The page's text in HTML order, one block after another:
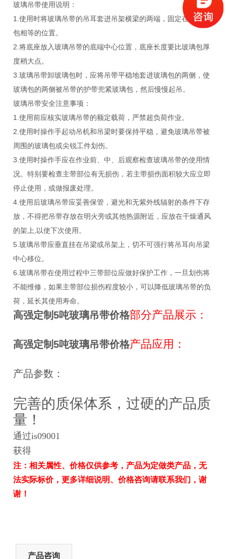
玻璃吊带使用说明：
1.使用时将玻璃吊带的吊耳套进吊架横梁的两端，固定在与玻璃
包相等的位置。
2.将底座放入玻璃吊带的底端中心位置，底座长度要比玻璃包厚
度稍大点。
3.玻璃吊带卸玻璃包时，应将吊带平稳地套进玻璃包的两侧，使
玻璃包的两侧被吊带的护带兜紧玻璃包，然后慢慢起吊。
玻璃吊带安全注意事项：
1.使用前应核实玻璃吊带的额定载荷，严禁超负荷作业。
2.使用时操作手起动吊机和吊梁时要保持平稳，避免玻璃吊带被
周围的玻璃包或尖锐工件划伤。
3.使用时操作手应在作业前、中、后观察检查玻璃吊带的使用情
况。特别要检查主带部位有无损伤，若主带损伤面积较大应立即
停止使用，或做报废处理。
4.使用后玻璃吊带应妥善保管，避光和无紫外线辐射的条件下存
放，不得把吊带存放在明火旁或其他热源附近，应放在干燥通风
的架上,以使下次使用。
5.玻璃吊带应垂直挂在吊梁或吊架上，切不可强行将吊耳向吊梁
中心移位。
6.玻璃吊带在使用过程中三带部位应做好保护工作，一旦划伤将
不能维修，如果主带部位损伤程度较小，可以降低玻璃吊带的负
荷，延长其使用寿命。
高强定制5吨玻璃吊带价格部分产品展示：
高强定制5吨玻璃吊带价格产品应用：
产品参数：
完善的质保体系，过硬的产品质
量！
通过is09001
获得
注：相关属性、价格仅供参考，产品为定做类产品，无
法实际标价，更多详细说明、价格咨询请联系我们，谢
谢！
产品咨询